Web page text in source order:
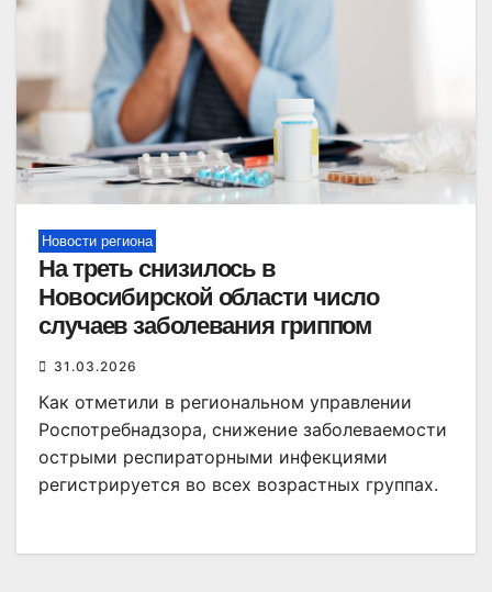
Новости региона
На треть снизилось в
Новосибирской области число
случаев заболевания гриппом
31.03.2026
Как отметили в региональном управлении
Роспотребнадзора, снижение заболеваемости
острыми респираторными инфекциями
регистрируется во всех возрастных группах.